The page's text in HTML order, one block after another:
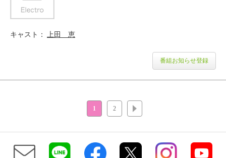
キャスト 上田 恵
番組お知らせ登録
1 2